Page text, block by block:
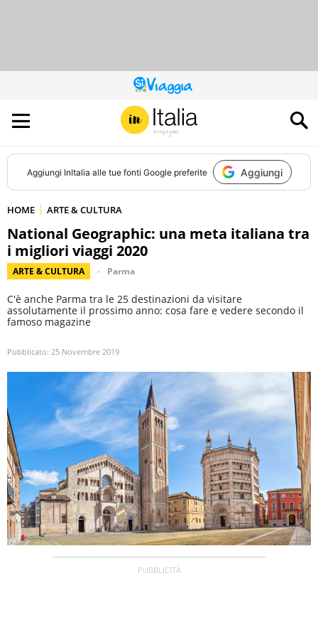
QUESTO
SITO
CONTRIBUISCE
ALL’AUDIENCE
DI
Aggiungi InItalia alle tue fonti Google preferite Aggiungi
HOME ARTE & CULTURA
National Geographic: una meta italiana tra
i migliori viaggi 2020
ARTE & CULTURA Parma
C'è anche Parma tra le 25 destinazioni da visitare
assolutamente il prossimo anno: cosa fare e vedere secondo il
famoso magazine
Pubblicato: 25 Novembre 2019